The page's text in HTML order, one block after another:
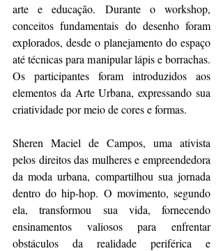
arte e educação. Durante o workshop,
conceitos fundamentais do desenho foram
explorados, desde o planejamento do espaço
até técnicas para manipular lápis e borrachas.
Os participantes foram introduzidos aos
elementos da Arte Urbana, expressando sua
criatividade por meio de cores e formas.
Sheren Maciel de Campos, uma ativista
pelos direitos das mulheres e empreendedora
da moda urbana, compartilhou sua jornada
dentro do hip-hop. O movimento, segundo
ela, transformou sua vida, fornecendo
ensinamentos valiosos para enfrentar
obstáculos da realidade periférica e